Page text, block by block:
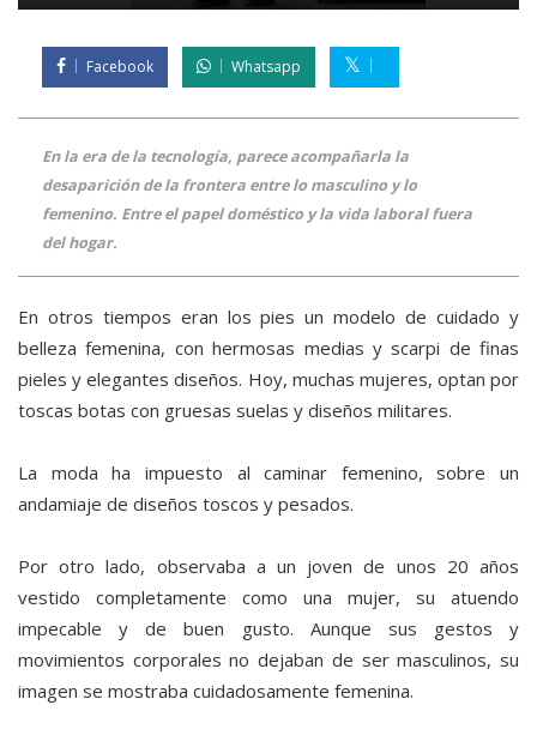
Facebook Whatsapp
En la era de la tecnología, parece acompañarla la
desaparición de la frontera entre lo masculino y lo
femenino. Entre el papel doméstico y la vida laboral fuera
del hogar.
En otros tiempos eran los pies un modelo de cuidado y
belleza femenina, con hermosas medias y scarpi de finas
pieles y elegantes diseños. Hoy, muchas mujeres, optan por
toscas botas con gruesas suelas y diseños militares.
La moda ha impuesto al caminar femenino, sobre un
andamiaje de diseños toscos y pesados.
Por otro lado, observaba a un joven de unos 20 años
vestido completamente como una mujer, su atuendo
impecable y de buen gusto. Aunque sus gestos y
movimientos corporales no dejaban de ser masculinos, su
imagen se mostraba cuidadosamente femenina.